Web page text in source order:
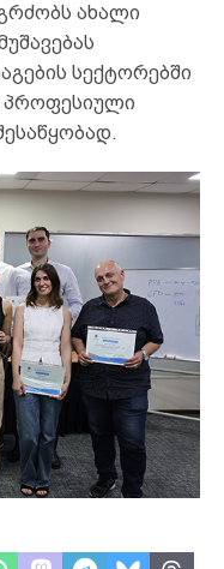
ახალი
სექტორებში
პროფესიული